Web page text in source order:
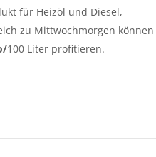
für Heizöl und Diesel,
zu Mittwochmorgen können
100 Liter profitieren.